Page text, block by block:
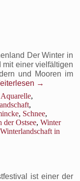
Der Winter in
mit einer vielfältigen
und Mooren im
→
Aquarelle,
,
, Schnee,
der Ostsee, Winter
Winterlandschaft in
ist einer der